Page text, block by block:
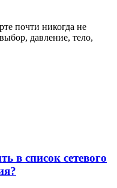
почти никогда не
давление, тело,
в список сетевого